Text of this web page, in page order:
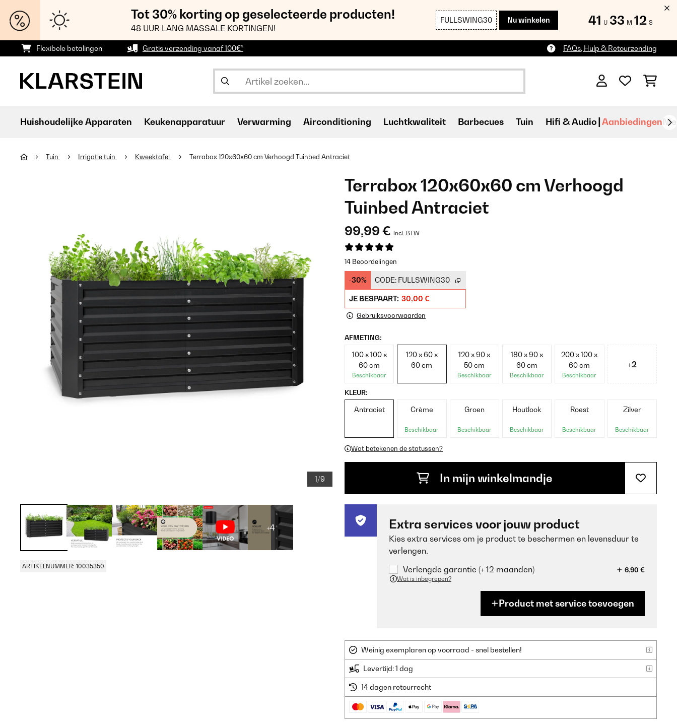
Tot 30% korting op geselecteerde producten!
48 UUR LANG MASSALE KORTINGEN!
FULLSWING30 Nu winkelen 41 U 33 M 11 S
Flexibele betalingen Gratis verzending vanaf 100€* FAQs, Hulp & Retourzending
Huishoudelijke Apparaten Keukenapparatuur Verwarming Airconditioning Luchtkwaliteit Barbecues Tuin Hifi & Audio Aanbiedingen
Tuin Irrigatie tuin Kweektafel Terrabox 120x60x60 cm Verhoogd Tuinbed Antraciet
1/9
+4
ARTIKELNUMMER: 10035350
Terrabox 120x60x60 cm Verhoogd
Tuinbed Antraciet
99,99 € incl. BTW
14 Beoordelingen
-30% CODE: FULLSWING30
JE BESPAART: 30,00 €
Gebruiksvoorwaarden
AFMETING:
100 x 100 x
60 cm
Beschikbaar
120 x 60 x
60 cm
120 x 90 x
50 cm
Beschikbaar
180 x 90 x
60 cm
Beschikbaar
200 x 100 x
60 cm
Beschikbaar
+2
KLEUR:
Antraciet Crème
Beschikbaar
Groen
Beschikbaar
Houtlook
Beschikbaar
Roest
Beschikbaar
Zilver
Beschikbaar
Wat betekenen de statussen?
In mijn winkelmandje
Extra services voor jouw product
Kies extra services om je product te beschermen en levensduur te
verlengen.
Verlengde garantie (+ 12 maanden)
6,90 €
Wat is inbegrepen?
Product met service toevoegen
Weinig exemplaren op voorraad - snel bestellen!
Levertijd: 1 dag
14 dagen retourrecht